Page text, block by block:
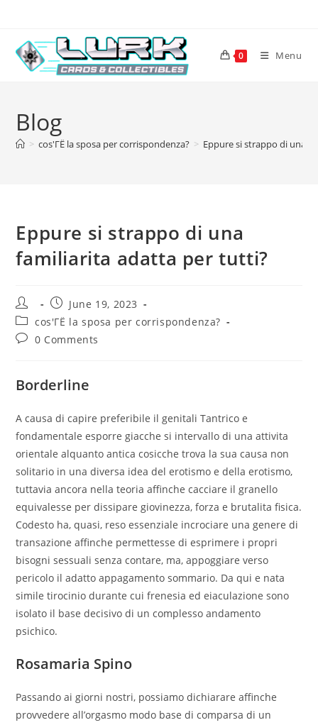
content
0 Menu
Blog
> cos'ГЁ la sposa per corrispondenza? > Eppure si strappo di una
Eppure si strappo di una
familiarita adatta per tutti?
Post
author:
Post
published:
June 19, 2023
Post
category:
cos'ГЁ la sposa per corrispondenza?
Post0 Comments
Borderline
A causa di capire preferibile il genitali Tantrico e
fondamentale esporre giacche si intervallo di una attivita
orientale alquanto antica cosicche trova la sua causa non
solitario in una diversa idea del erotismo e della erotismo,
tuttavia ancora nella teoria affinche cacciare il granello
equivalesse per dissipare giovinezza, forza e brutalita fisica.
Codesto ha, quasi, reso essenziale incrociare una genere di
transazione affinche permettesse di esprimere i propri
bisogni sessuali senza contare, ma, appoggiare verso
pericolo il adatto appagamento sommario. Da qui e nata
simile tirocinio durante cui frenesia ed eiaculazione sono
isolato il base decisivo di un complesso andamento
psichico.
Rosamaria Spino
Passando ai giorni nostri, possiamo dichiarare affinche
provvedere all’orgasmo modo base di comparsa di un